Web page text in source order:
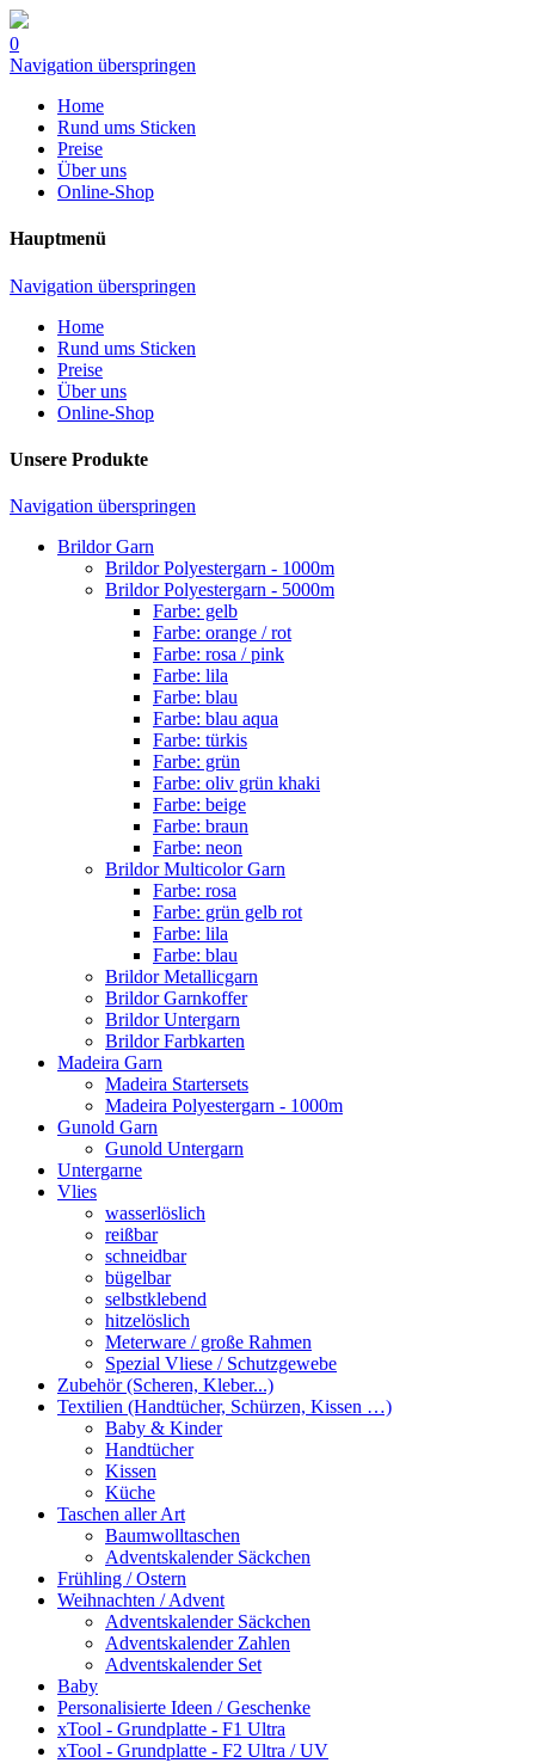
0
Navigation überspringen
Home
Rund ums Sticken
Preise
Über uns
Online-Shop
Hauptmenü
Navigation überspringen
Home
Rund ums Sticken
Preise
Über uns
Online-Shop
Unsere Produkte
Navigation überspringen
Brildor Garn
Brildor Polyestergarn - 1000m
Brildor Polyestergarn - 5000m
Farbe: gelb
Farbe: orange / rot
Farbe: rosa / pink
Farbe: lila
Farbe: blau
Farbe: blau aqua
Farbe: türkis
Farbe: grün
Farbe: oliv grün khaki
Farbe: beige
Farbe: braun
Farbe: neon
Brildor Multicolor Garn
Farbe: rosa
Farbe: grün gelb rot
Farbe: lila
Farbe: blau
Brildor Metallicgarn
Brildor Garnkoffer
Brildor Untergarn
Brildor Farbkarten
Madeira Garn
Madeira Startersets
Madeira Polyestergarn - 1000m
Gunold Garn
Gunold Untergarn
Untergarne
Vlies
wasserlöslich
reißbar
schneidbar
bügelbar
selbstklebend
hitzelöslich
Meterware / große Rahmen
Spezial Vliese / Schutzgewebe
Zubehör (Scheren, Kleber...)
Textilien (Handtücher, Schürzen, Kissen …)
Baby & Kinder
Handtücher
Kissen
Küche
Taschen aller Art
Baumwolltaschen
Adventskalender Säckchen
Frühling / Ostern
Weihnachten / Advent
Adventskalender Säckchen
Adventskalender Zahlen
Adventskalender Set
Baby
Personalisierte Ideen / Geschenke
xTool - Grundplatte - F1 Ultra
xTool - Grundplatte - F2 Ultra / UV